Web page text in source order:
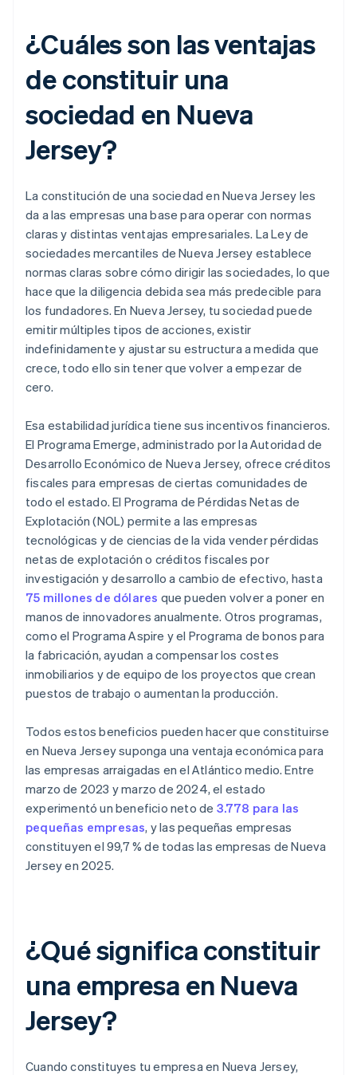
¿Cuáles son las ventajas
de constituir una
sociedad en Nueva
Jersey?
La constitución de una sociedad en Nueva Jersey les
da a las empresas una base para operar con normas
claras y distintas ventajas empresariales. La Ley de
sociedades mercantiles de Nueva Jersey establece
normas claras sobre cómo dirigir las sociedades, lo que
hace que la diligencia debida sea más predecible para
los fundadores. En Nueva Jersey, tu sociedad puede
emitir múltiples tipos de acciones, existir
indefinidamente y ajustar su estructura a medida que
crece, todo ello sin tener que volver a empezar de
cero.
Esa estabilidad jurídica tiene sus incentivos financieros.
El Programa Emerge, administrado por la Autoridad de
Desarrollo Económico de Nueva Jersey, ofrece créditos
fiscales para empresas de ciertas comunidades de
todo el estado. El Programa de Pérdidas Netas de
Explotación (NOL) permite a las empresas
tecnológicas y de ciencias de la vida vender pérdidas
netas de explotación o créditos fiscales por
investigación y desarrollo a cambio de efectivo, hasta
75 millones de dólares que pueden volver a poner en
manos de innovadores anualmente. Otros programas,
como el Programa Aspire y el Programa de bonos para
la fabricación, ayudan a compensar los costes
inmobiliarios y de equipo de los proyectos que crean
puestos de trabajo o aumentan la producción.
Todos estos beneficios pueden hacer que constituirse
en Nueva Jersey suponga una ventaja económica para
las empresas arraigadas en el Atlántico medio. Entre
marzo de 2023 y marzo de 2024, el estado
experimentó un beneficio neto de 3.778 para las
pequeñas empresas, y las pequeñas empresas
constituyen el 99,7 % de todas las empresas de Nueva
Jersey en 2025.
¿Qué significa constituir
una empresa en Nueva
Jersey?
Cuando constituyes tu empresa en Nueva Jersey,